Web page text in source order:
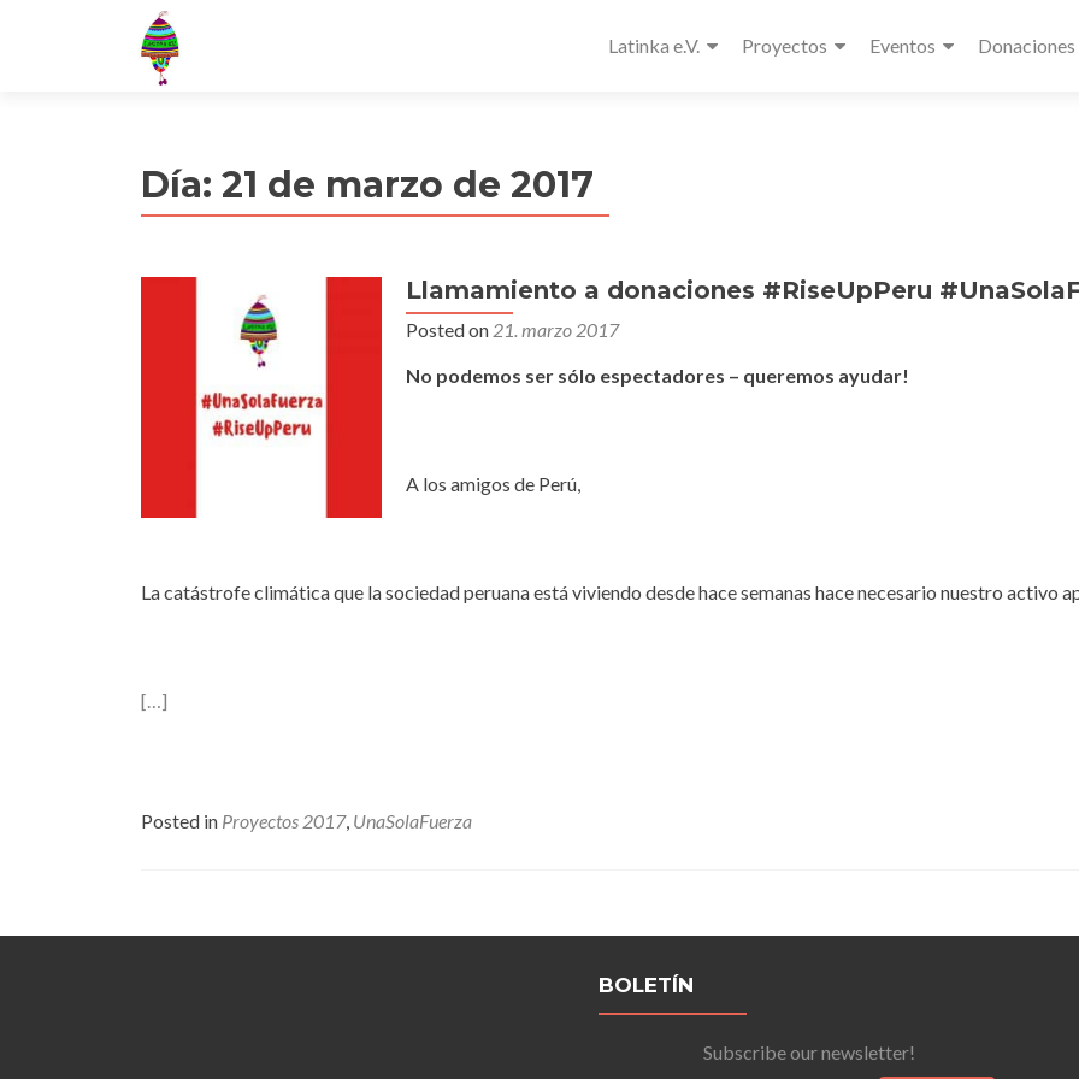
Latinka e.V. Proyectos Eventos Donaciones
Día: 21 de marzo de 2017
Llamamiento a donaciones #RiseUpPeru
Posted on 21. marzo 2017
No podemos ser sólo espectadores – queremos ayudar!
A los amigos de Perú,
La catástrofe climática que la sociedad peruana está viviendo desde hace semanas hace necesario nuestro activo
[…]
Posted in Proyectos 2017, UnaSolaFuerza
Posts
BOLETÍN
Subscribe our newsletter!